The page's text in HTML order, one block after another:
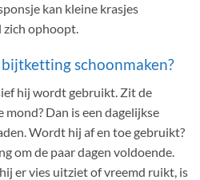
kan kleine krasjes
zich ophoopt.
schoonmaken?
hij wordt gebruikt. Zit de
Dan is een dagelijkse
Wordt hij af en toe gebruikt?
om de paar dagen voldoende.
er vies uitziet of vreemd ruikt, is